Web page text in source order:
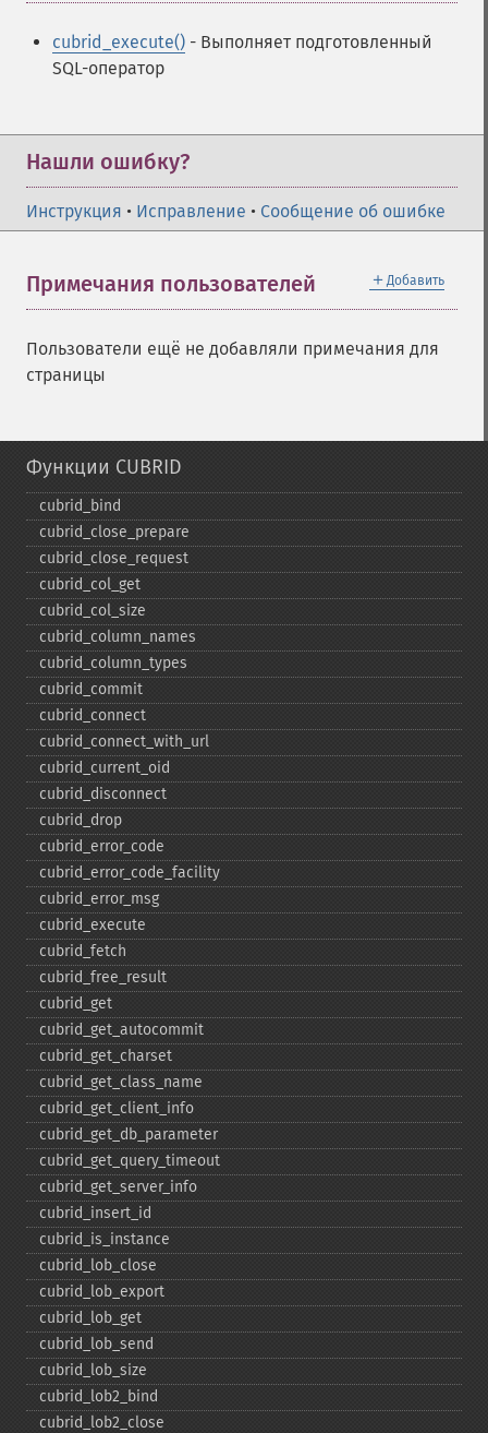
cubrid_execute() - Выполняет подготовленный
SQL-оператор
Нашли ошибку?
Инструкция • Исправление • Сообщение об ошибке
＋ Добавить
Примечания пользователей
Пользователи ещё не добавляли примечания для
страницы
Функции CUBRID
cubrid_​bind
cubrid_​close_​prepare
cubrid_​close_​request
cubrid_​col_​get
cubrid_​col_​size
cubrid_​column_​names
cubrid_​column_​types
cubrid_​commit
cubrid_​connect
cubrid_​connect_​with_​url
cubrid_​current_​oid
cubrid_​disconnect
cubrid_​drop
cubrid_​error_​code
cubrid_​error_​code_​facility
cubrid_​error_​msg
cubrid_​execute
cubrid_​fetch
cubrid_​free_​result
cubrid_​get
cubrid_​get_​autocommit
cubrid_​get_​charset
cubrid_​get_​class_​name
cubrid_​get_​client_​info
cubrid_​get_​db_​parameter
cubrid_​get_​query_​timeout
cubrid_​get_​server_​info
cubrid_​insert_​id
cubrid_​is_​instance
cubrid_​lob_​close
cubrid_​lob_​export
cubrid_​lob_​get
cubrid_​lob_​send
cubrid_​lob_​size
cubrid_​lob2_​bind
cubrid_​lob2_​close